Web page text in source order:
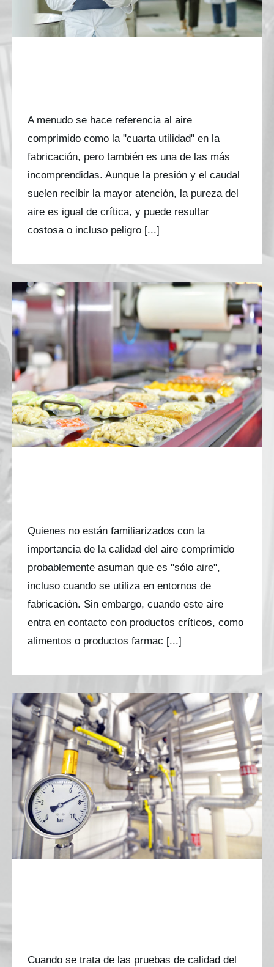
A menudo se hace referencia al aire
comprimido como la "cuarta utilidad" en la
fabricación, pero también es una de las más
incomprendidas. Aunque la presión y el caudal
suelen recibir la mayor atención, la pureza del
aire es igual de crítica, y puede resultar
costosa o incluso peligro [...]
Actualización del BCAS: Directrices para el
contacto directo e indirecto con aire comprimido
Quienes no están familiarizados con la
importancia de la calidad del aire comprimido
probablemente asuman que es "sólo aire",
incluso cuando se utiliza en entornos de
fabricación. Sin embargo, cuando este aire
entra en contacto con productos críticos, como
alimentos o productos farmac [...]
Pruebas de calidad del aire comprimido: qué
son, por qué son importantes y cómo abordarlas
con confianza
Cuando se trata de las pruebas de calidad del